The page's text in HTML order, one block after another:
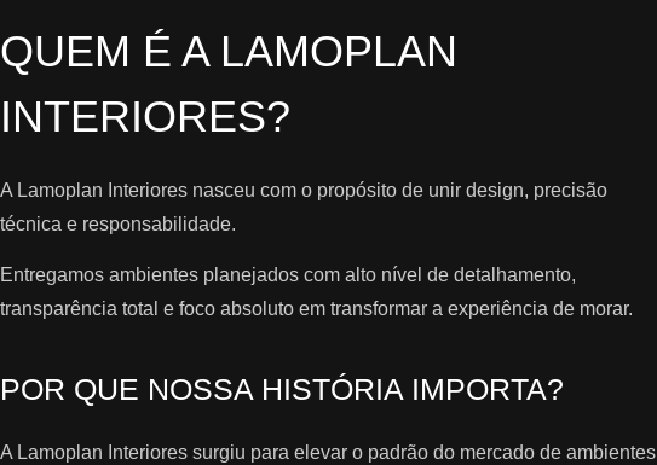
QUEM É A LAMOPLAN
INTERIORES?
A Lamoplan Interiores nasceu com o propósito de unir design, precisão
técnica e responsabilidade.
Entregamos ambientes planejados com alto nível de detalhamento,
transparência total e foco absoluto em transformar a experiência de morar.
POR QUE NOSSA HISTÓRIA IMPORTA?
A Lamoplan Interiores surgiu para elevar o padrão do mercado de ambientes